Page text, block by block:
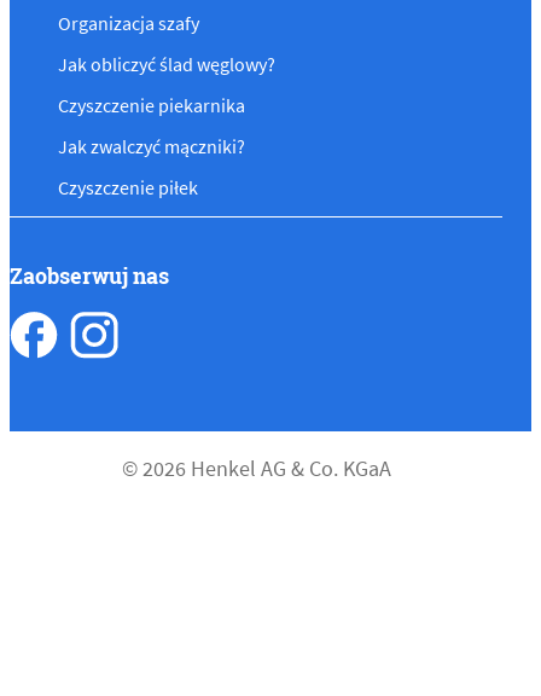
Organizacja szafy
Jak obliczyć ślad węglowy?
Czyszczenie piekarnika
Jak zwalczyć mączniki?
Czyszczenie piłek
Zaobserwuj nas
© 2026 Henkel AG & Co. KGaA